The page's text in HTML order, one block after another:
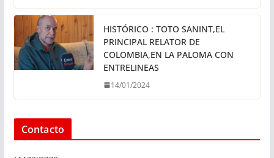
HISTÓRICO : TOTO SANINT,EL
PRINCIPAL RELATOR DE
COLOMBIA,EN LA PALOMA CON
ENTRELINEAS
14/01/2024
Contacto